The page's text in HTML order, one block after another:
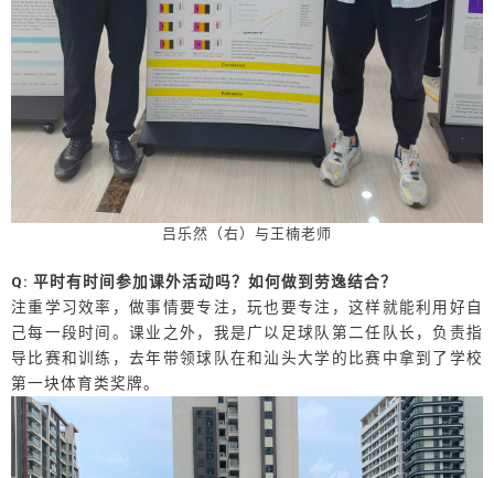
吕乐然（右）与王楠老师
Q: 平时有时间参加课外活动吗？如何做到劳逸结合？
注重学习效率，做事情要专注，玩也要专注，这样就能利用好自
己每一段时间。课业之外，我是广以足球队第二任队长，负责指
导比赛和训练，去年带领球队在和汕头大学的比赛中拿到了学校
第一块体育类奖牌。